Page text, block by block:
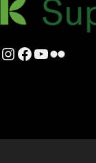
Instagram
Facebook
YouTube
Flickr